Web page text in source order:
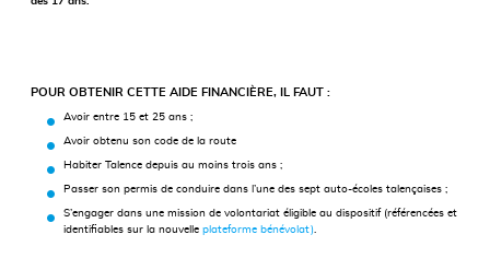
POUR OBTENIR CETTE AIDE FINANCIÈRE, IL FAUT :
Avoir entre 15 et 25 ans ;
Avoir obtenu son code de la route
Habiter Talence depuis au moins trois ans ;
Passer son permis de conduire dans l’une des sept auto-écoles talençaises ;
S’engager dans une mission de volontariat éligible au dispositif (référencées et
identifiables sur la nouvelleplateforme bénévolat).